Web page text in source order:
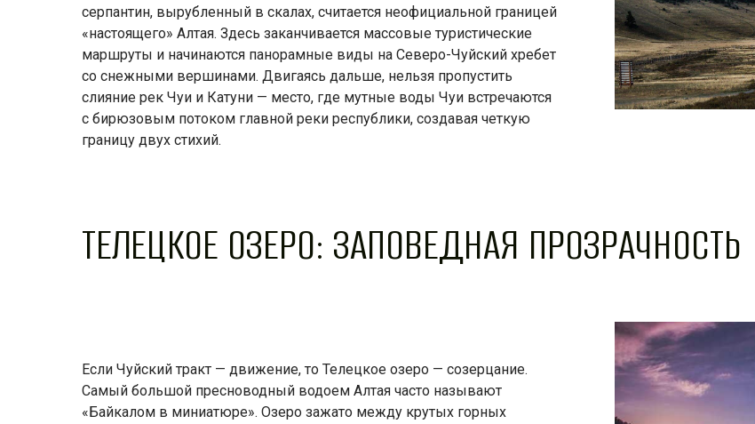
серпантин, вырубленный в скалах, считается неофициальной границей
«настоящего» Алтая. Здесь заканчивается массовые туристические
маршруты и начинаются панорамные виды на Северо-Чуйский хребет
со снежными вершинами. Двигаясь дальше, нельзя пропустить
слияние рек Чуи и Катуни — место, где мутные воды Чуи встречаются
с бирюзовым потоком главной реки республики, создавая четкую
границу двух стихий.
ТЕЛЕЦКОЕ ОЗЕРО: ЗАПОВЕДНАЯ ПРОЗРАЧНОСТЬ
Если Чуйский тракт — движение, то Телецкое озеро — созерцание.
Самый большой пресноводный водоем Алтая часто называют
«Байкалом в миниатюре». Озеро зажато между крутых горных